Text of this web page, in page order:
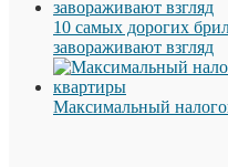
10 самых дорогих
завораживают взгляд
Максимальный